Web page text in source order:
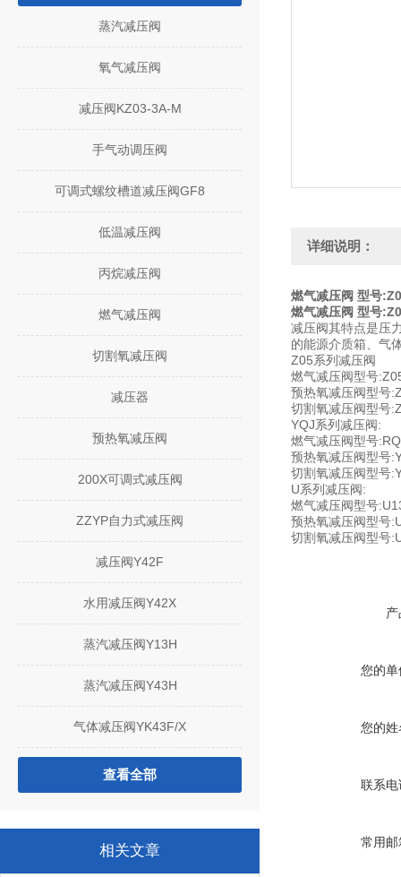
蒸汽减压阀
氧气减压阀
减压阀KZ03-3A-M
手气动调压阀
可调式螺纹槽道减压阀GF8
低温减压阀
丙烷减压阀
燃气减压阀
切割氧减压阀
减压器
预热氧减压阀
200X可调式减压阀
ZZYP自力式减压阀
减压阀Y42F
水用减压阀Y42X
蒸汽减压阀Y13H
蒸汽减压阀Y43H
气体减压阀YK43F/X
查看全部
相关文章
详细说明：
燃气减压阀 型号
燃气减压阀 型号
减压阀其特点是压
的能源介质箱、气
Z05系列减压阀
燃气减压阀型号
预热氧减压阀型号
切割氧减压阀型号
YQJ系列减压阀:
燃气减压阀型号
预热氧减压
切割氧减压阀型号
U系列减压阀:
燃气减压阀型号
预热氧减压阀型号
切割氧减压阀型号
您的单
您的姓
联系电
常用邮